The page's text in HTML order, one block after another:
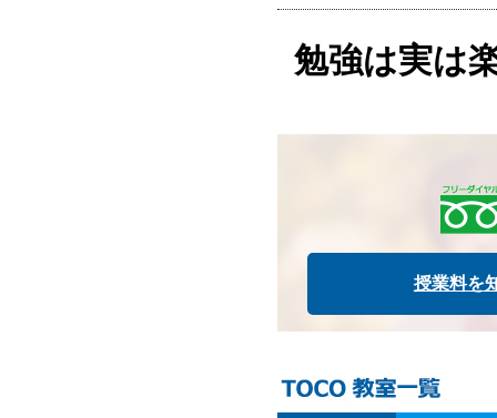
勉強は実は
授業料を